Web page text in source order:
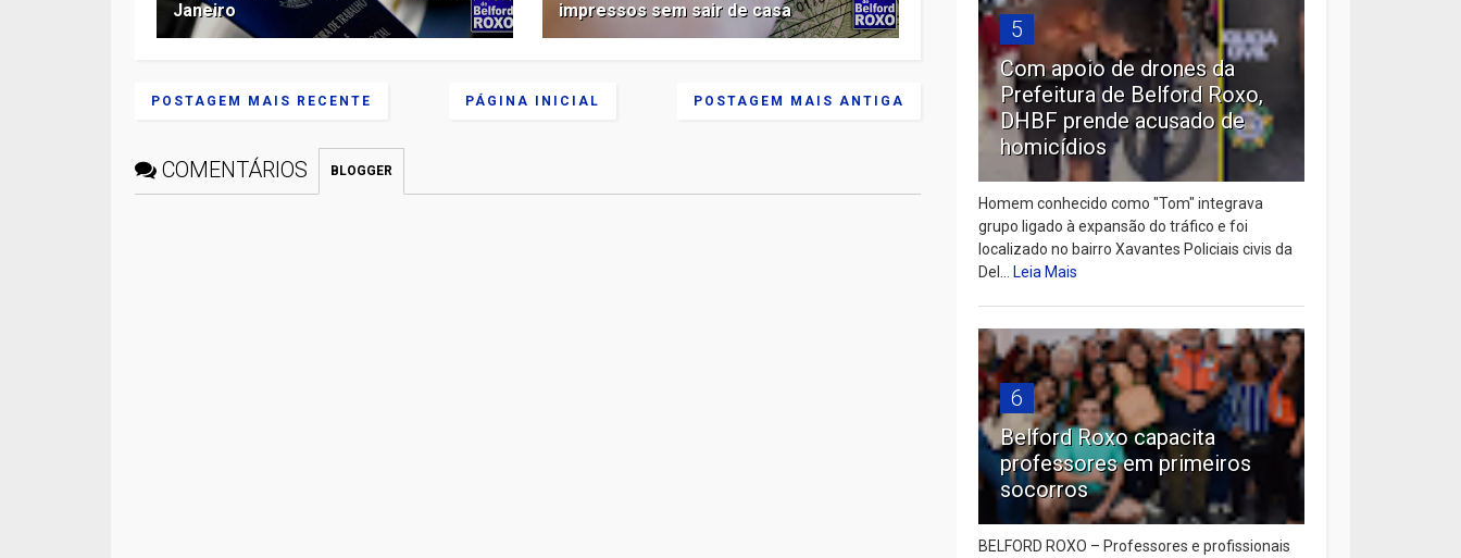
Janeiro
impressos sem sair de casa
POSTAGEM MAIS RECENTE POSTAGEM MAIS ANTIGA
PÁGINA INICIAL
COMENTÁRIOS BLOGGER
5
Com apoio de drones da
Prefeitura de Belford Roxo,
DHBF prende acusado de
homicídios
Homem conhecido como "Tom" integrava
grupo ligado à expansão do tráfico e foi
localizado no bairro Xavantes Policiais civis da
Del...Leia Mais
6
Belford Roxo capacita
professores em primeiros
socorros
BELFORD ROXO – Professores e profissionais